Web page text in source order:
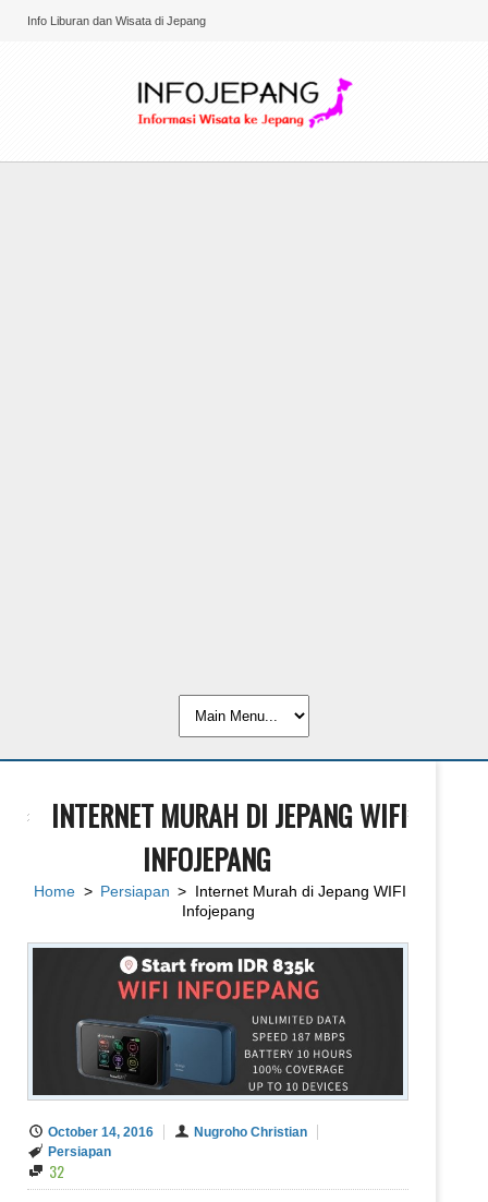
Info Liburan dan Wisata di Jepang
INTERNET MURAH DI JEPANG WIFI
INFOJEPANG
Home> Persiapan > Internet Murah di Jepang WIFI
Infojepang
October 14, 2016
Nugroho Christian
Persiapan
32